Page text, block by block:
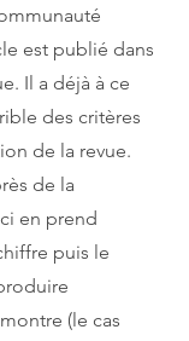
est publié dans
Il a déjà à ce
des critères
de la revue.
de la
en prend
puis le
(le cas